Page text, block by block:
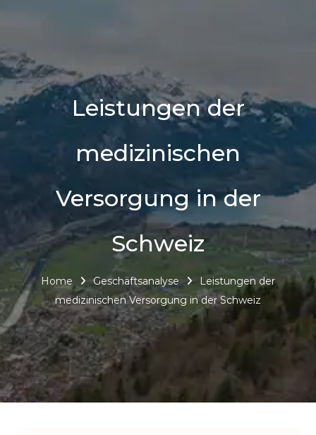
Leistungen der
medizinischen
Versorgung in der
Schweiz
Home Geschäftsanalyse
Leistungen der
medizinischen Versorgung in der Schweiz